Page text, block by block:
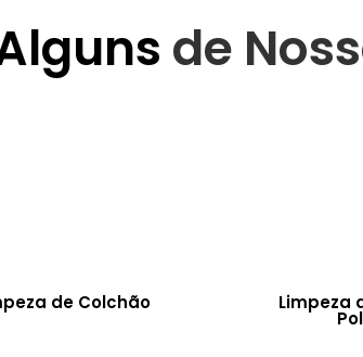
de
de Colchão Limpeza